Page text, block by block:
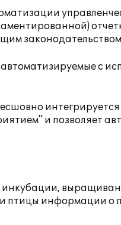
с
и позволяет
информации о